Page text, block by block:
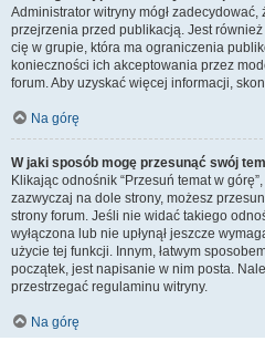
Administrator witryny mógł
przejrzenia przed publikacją. Jest
cię w grupie, która ma ograniczenia
konieczności ich akceptowania przez
forum. Aby uzyskać więcej informacji,
Na górę
W jaki sposób mogę przesunąć swój
Klikając odnośnik “Przesuń temat w
zazwyczaj na dole strony, możesz
strony forum. Jeśli nie widać takiego
wyłączona lub nie upłynął jeszcze
użycie tej funkcji. Innym, łatwym
początek, jest napisanie w nim posta.
przestrzegać regulaminu witryny.
Na górę